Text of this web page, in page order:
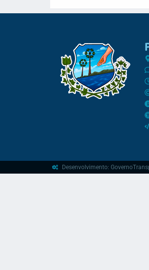
Desenvolvimento: